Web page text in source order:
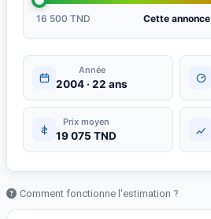
16 500 TND Cette annonce
Année
2004 · 22 ans
Prix moyen
19 075 TND
Comment fonctionne l'estimation ?